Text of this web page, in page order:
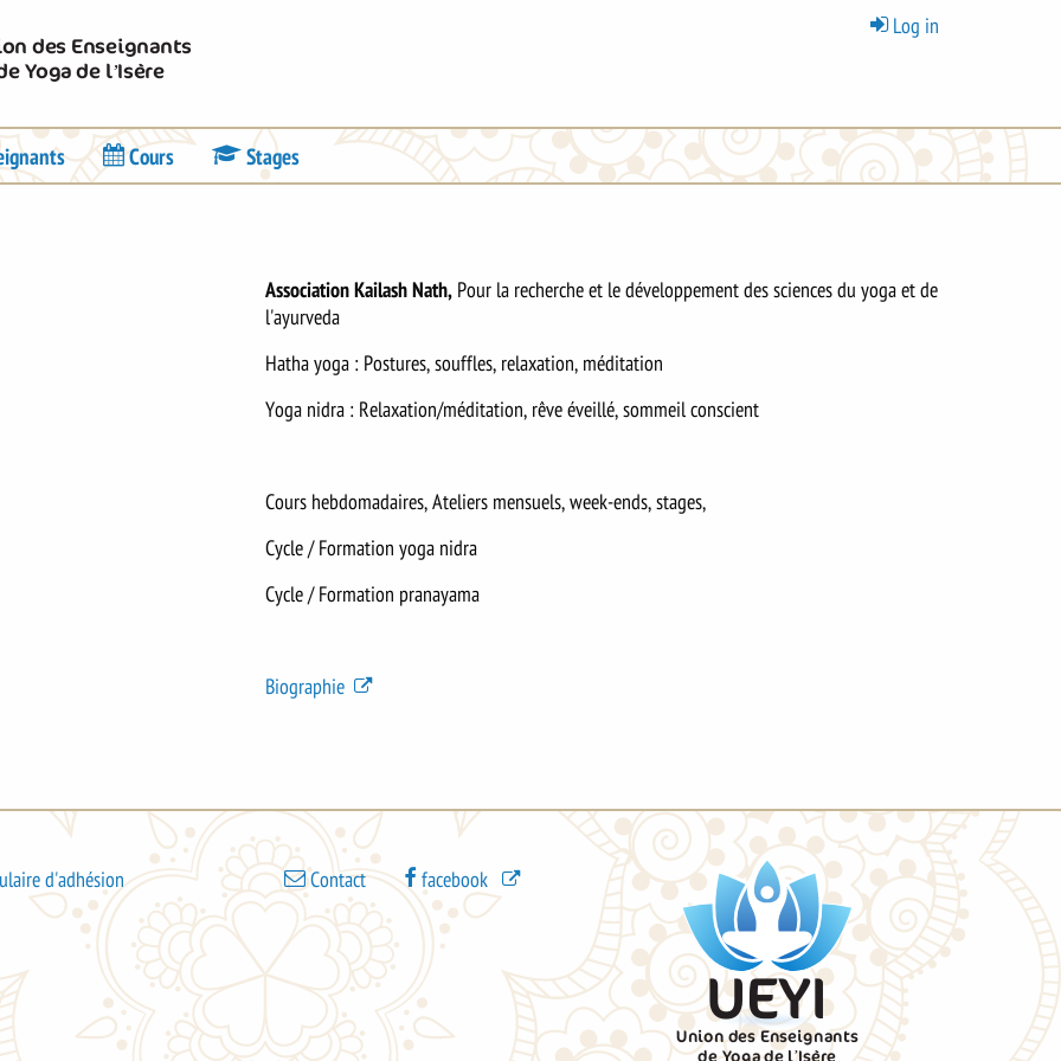
Union des Enseignants
de Yoga de l’Isère
Menu
l'utilisateur
Log in
Cours Stages
Association Kailash Nath, Pour la recherche et le développement des sciences du yoga et de
l'ayurveda
Hatha yoga : Postures, souffles, relaxation, méditation
Yoga nidra : Relaxation/méditation, rêve éveillé, sommeil conscient
Cours hebdomadaires, Ateliers mensuels, week-ends, stages,
Cycle / Formation yoga nidra
Cycle / Formation pranayama
Biographie
d'adhésion
Bas
de
page
-
menu
3
Contact facebook
UEYI
Union des Enseignants
de Yoga de l’Isère